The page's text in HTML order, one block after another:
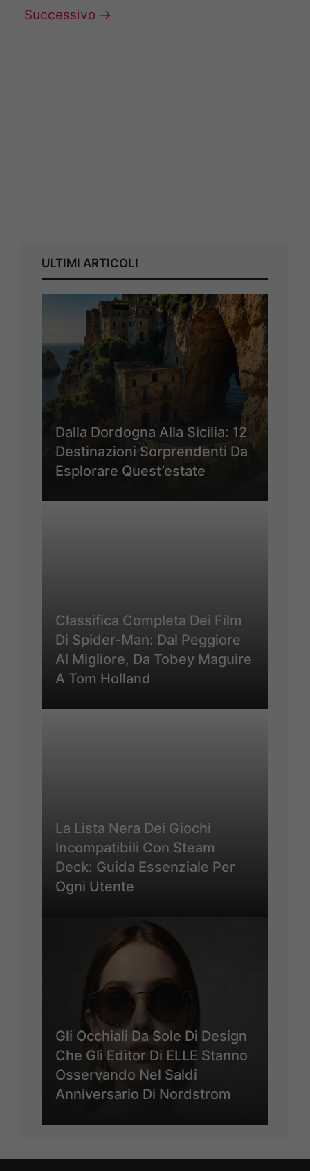
Successivo →
ULTIMI ARTICOLI
Dalla Dordogna Alla Sicilia: 12
Destinazioni Sorprendenti Da
Esplorare Quest’estate
Classifica Completa Dei Film
Di Spider-Man: Dal Peggiore
Al Migliore, Da Tobey Maguire
A Tom Holland
La Lista Nera Dei Giochi
Incompatibili Con Steam
Deck: Guida Essenziale Per
Ogni Utente
Gli Occhiali Da Sole Di Design
Che Gli Editor Di ELLE Stanno
Osservando Nel Saldi
Anniversario Di Nordstrom